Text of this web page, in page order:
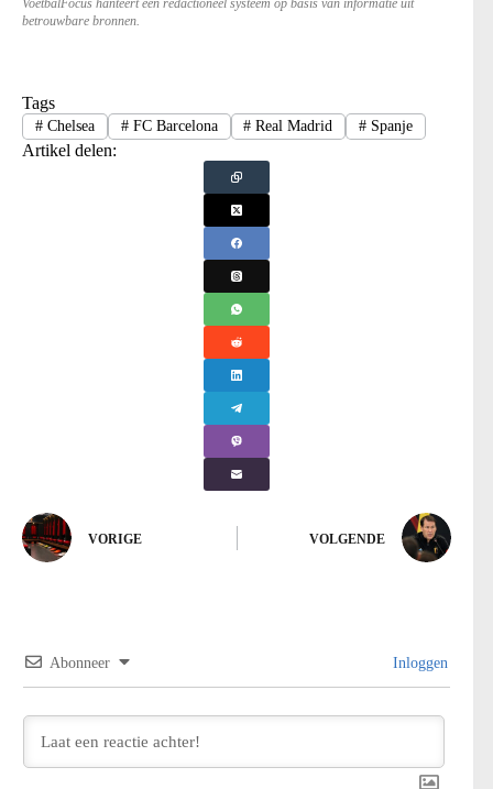
VoetbalFocus hanteert een redactioneel systeem op basis van informatie uit
betrouwbare bronnen.
Tags
#Chelsea #FC Barcelona # Real Madrid # Spanje
Artikel delen:
VORIGE VOLGENDE
Abonneer Inloggen